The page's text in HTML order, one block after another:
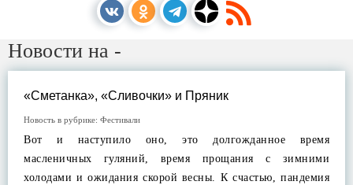
Новости на -
«Сметанка», «Сливочки» и Пряник
Новость в рубрике: Фестивали
Вот и наступило оно, это долгожданное время
масленичных гуляний, время прощания с зимними
холодами и ожидания скорой весны. К счастью, пандемия